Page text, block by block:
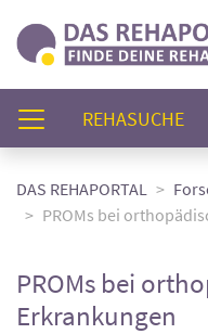
REHASUCHE
DAS REHAPORTAL
PROMs bei
PROMs bei
Erkrankungen